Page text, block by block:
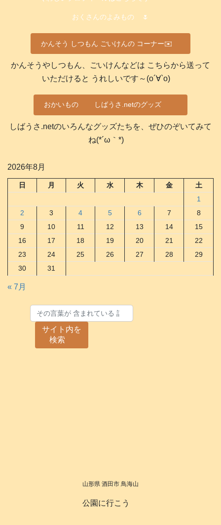
おくさんのよみもの 🌷
かんそう しつもん ごいけんの コーナー✉️
かんそうやしつもん、ごいけんなどは こちらから送って
いただけると うれしいです～(о´∀`о)
おかいもの しばうさ.netのグッズ
しばうさ.netのいろんなグッズたちを、ぜひのぞいてみて
ね(*´ω｀*)
2026年8月
日 月 火 水 木 金
土
1
2
3 4 5 6 7
8
9
10 11 12 13 14
15
16
17 18 19 20 21
22
23
24 25 26 27 28
29
30
31
« 7月
サイト内を
検索
山形県 酒田市 鳥海山
公園に行こう